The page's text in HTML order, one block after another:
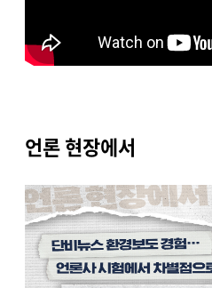
언론 현장에서​